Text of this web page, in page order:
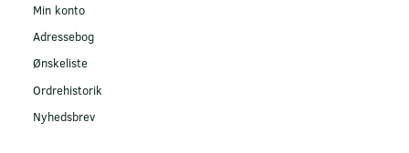
Min konto
Adressebog
Ønskeliste
Ordrehistorik
Nyhedsbrev